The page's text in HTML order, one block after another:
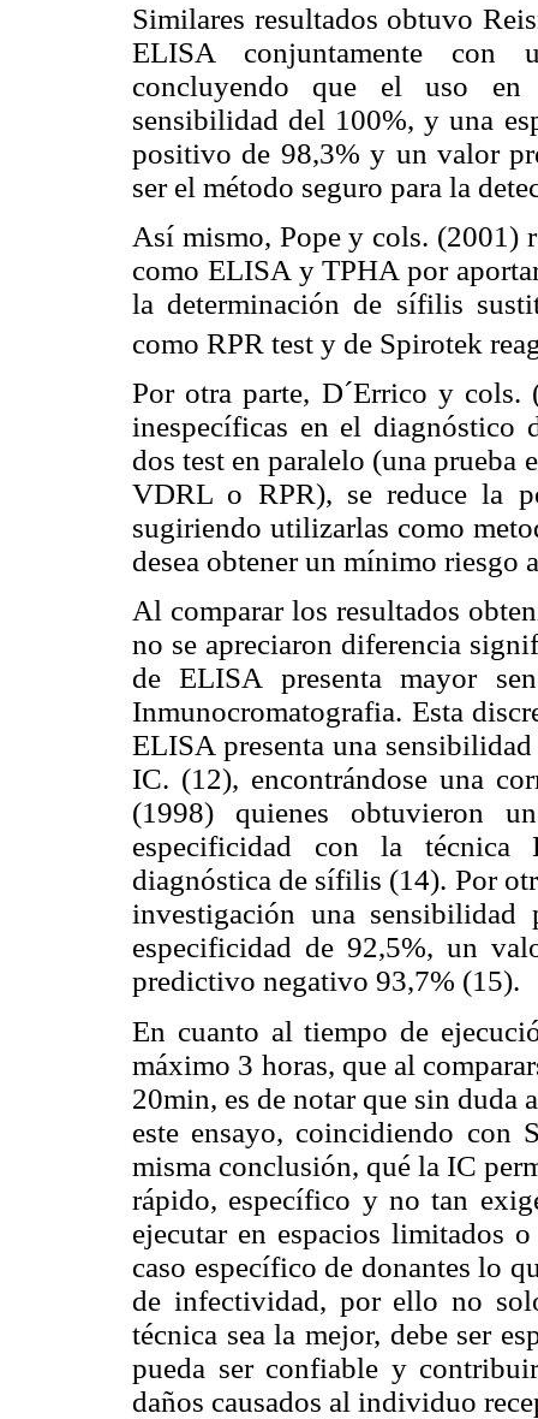
Similares resultados obtuvo
ELISA conjuntamente con
concluyendo que el uso en
sensibilidad del 100%, y una
positivo de 98,3% y un valor
ser el método seguro para la
Así mismo, Pope y cols. (2001)
como ELISA y TPHA por
la determinación de sífilis
como RPR test y de Spirotek
Por otra parte, D´Errico y cols.
inespecíficas en el diagnóstico
dos test en paralelo (una prueba
VDRL o RPR), se reduce la
sugiriendo utilizarlas como
desea obtener un mínimo riesgo
Al comparar los resultados
no se apreciaron diferencia
de ELISA presenta mayor
Inmunocromatografia. Esta
ELISA presenta una
IC. (12), encontrándose una
(1998) quienes obtuvieron
especificidad con la
diagnóstica de sífilis (14). Por
investigación una
especificidad de 92,5%, un
predictivo negativo 93,7% (15).
En cuanto al tiempo de
máximo 3 horas, que al
20min, es de notar que sin duda
este ensayo, coincidiendo con
misma conclusión, qué la IC
rápido, específico y no tan
ejecutar en espacios limitados
caso específico de donantes lo
de infectividad, por ello no
técnica sea la mejor, debe ser
pueda ser confiable y
daños causados al individuo